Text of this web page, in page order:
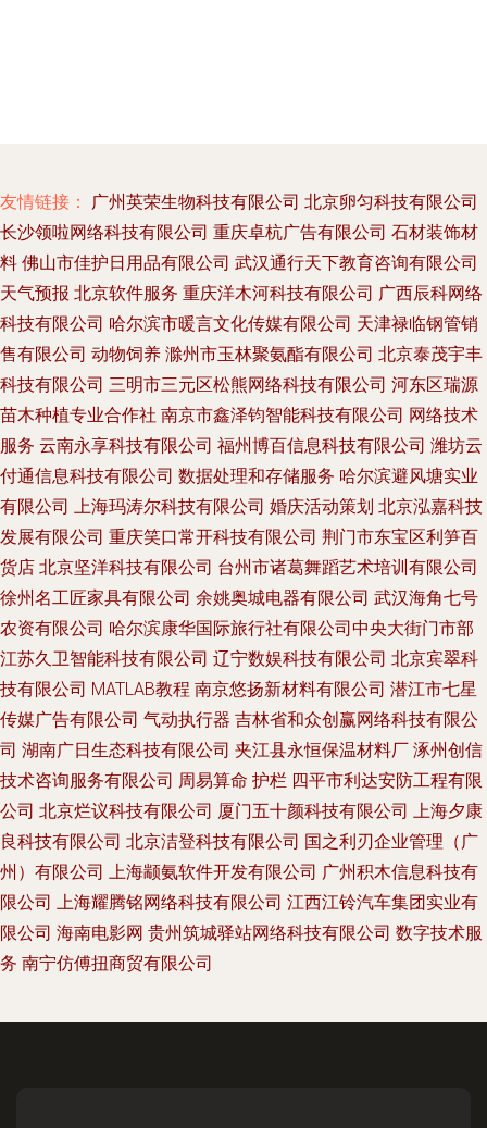
友情链接： 广州英荣生物科技有限公司 北京卵匀科技有限公司
长沙领啦网络科技有限公司 重庆卓杭广告有限公司 石材装饰材
料 佛山市佳护日用品有限公司 武汉通行天下教育咨询有限公司
天气预报 北京软件服务 重庆洋木河科技有限公司 广西辰科网络
科技有限公司 哈尔滨市暖言文化传媒有限公司 天津禄临钢管销
售有限公司 动物饲养 滁州市玉林聚氨酯有限公司 北京泰茂宇丰
科技有限公司 三明市三元区松熊网络科技有限公司 河东区瑞源
苗木种植专业合作社 南京市鑫泽钧智能科技有限公司 网络技术
服务 云南永享科技有限公司 福州博百信息科技有限公司 潍坊云
付通信息科技有限公司 数据处理和存储服务 哈尔滨避风塘实业
有限公司 上海玛涛尔科技有限公司 婚庆活动策划 北京泓嘉科技
发展有限公司 重庆笑口常开科技有限公司 荆门市东宝区利笋百
货店 北京坚洋科技有限公司 台州市诸葛舞蹈艺术培训有限公司
徐州名工匠家具有限公司 余姚奥城电器有限公司 武汉海角七号
农资有限公司 哈尔滨康华国际旅行社有限公司中央大街门市部
江苏久卫智能科技有限公司 辽宁数娱科技有限公司 北京宾翠科
技有限公司 MATLAB教程 南京悠扬新材料有限公司 潜江市七星
传媒广告有限公司 气动执行器 吉林省和众创赢网络科技有限公
司 湖南广日生态科技有限公司 夹江县永恒保温材料厂 涿州创信
技术咨询服务有限公司 周易算命 护栏 四平市利达安防工程有限
公司 北京烂议科技有限公司 厦门五十颜科技有限公司 上海夕康
良科技有限公司 北京洁登科技有限公司 国之利刃企业管理（广
州）有限公司 上海颛氨软件开发有限公司 广州积木信息科技有
限公司 上海耀腾铭网络科技有限公司 江西江铃汽车集团实业有
限公司 海南电影网 贵州筑城驿站网络科技有限公司 数字技术服
务 南宁仿傅扭商贸有限公司